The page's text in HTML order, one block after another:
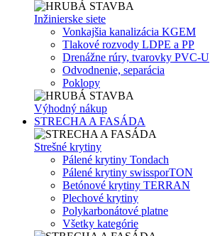
Inžinierske siete
Vonkajšia kanalizácia KGEM
Tlakové rozvody LDPE a PP
Drenážne rúry, tvarovky PVC-U
Odvodnenie, separácia
Poklopy
Výhodný nákup
STRECHA A FASÁDA
Strešné krytiny
Pálené krytiny Tondach
Pálené krytiny swissporTON
Betónové krytiny TERRAN
Plechové krytiny
Polykarbonátové platne
Všetky kategórie